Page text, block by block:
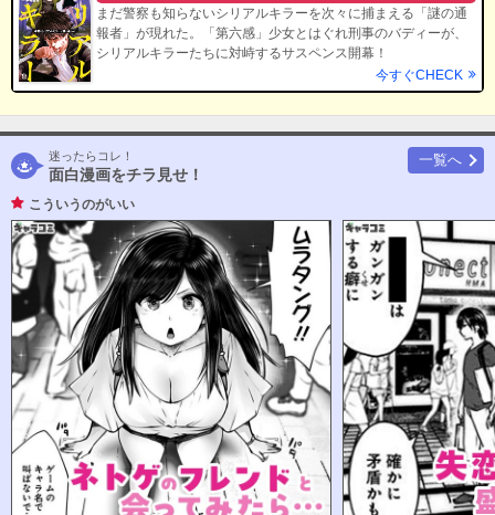
まだ警察も知らないシリアルキラーを次々に捕まえる「謎の通
報者」が現れた。「第六感」少女とはぐれ刑事のバディーが、
シリアルキラーたちに対峙するサスペンス開幕！
今すぐCHECK
迷ったらコレ！
面白漫画をチラ見せ！
一覧へ
こういうのがいい